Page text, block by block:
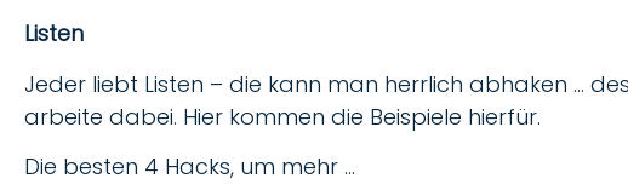
Listen
Jeder liebt Listen – die kann man herrlich abhaken …
arbeite dabei. Hier kommen die Beispiele hierfür.
Die besten 4 Hacks, um mehr …